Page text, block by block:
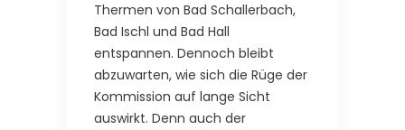
Thermen von Bad Schallerbach,
Bad Ischl und Bad Hall
entspannen. Dennoch bleibt
abzuwarten, wie sich die Rüge der
Kommission auf lange Sicht
auswirkt. Denn auch der